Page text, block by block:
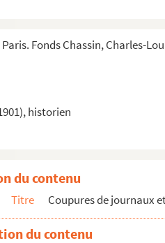
Fonds Chassin, Charles-
historien
du Festival du Trocadéro le 20 juin
budget, justice, code armée,
du contenu
Titre Coupures de journaux
du contenu